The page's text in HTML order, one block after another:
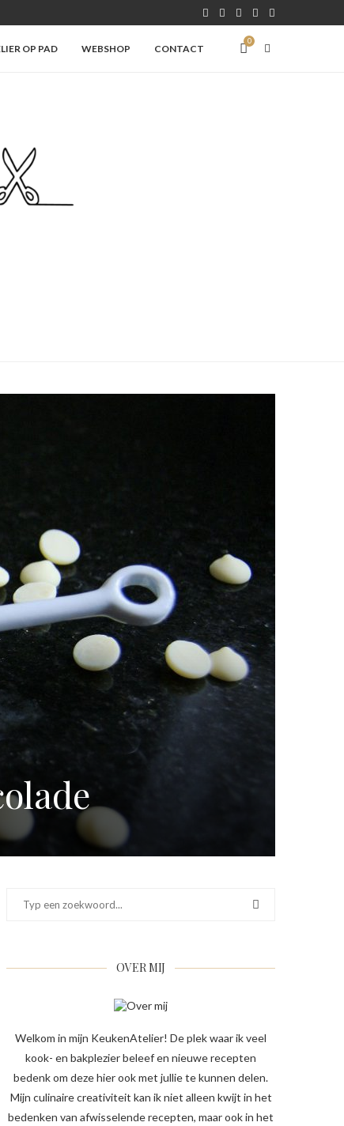
OP PAD WEBSHOP CONTACT
0
OVER MIJ
Welkom in mijn KeukenAtelier! De plek waar ik veel
kook- en bakplezier beleef en nieuwe recepten
bedenk om deze hier ook met jullie te kunnen delen.
Mijn culinaire creativiteit kan ik niet alleen kwijt in het
bedenken van afwisselende recepten, maar ook in het